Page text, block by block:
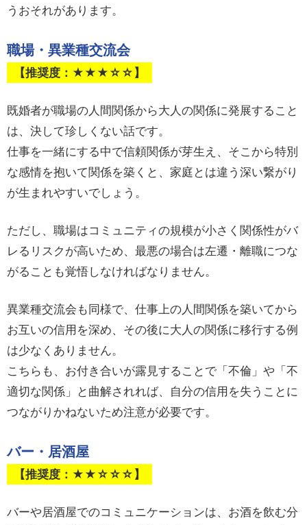
うおそれがあります。
職場・異業種交流会
【推奨度：★★★☆☆】
既婚者が職場の人間関係から大人の関係に発展すること
は、決して珍しくない話です。
仕事を一緒にする中で信頼関係が芽生え、そこから特別
な感情を抱いて関係を築くと、家庭とは違う深い繋がり
が生まれやすいでしょう。
ただし、職場はコミュニティの規模が小さく関係性がバ
レるリスクが高いため、最悪の場合は左遷・離職につな
がることも覚悟しなければなりません。
異業種交流会も同様で、仕事上の人間関係を築いてから
お互いの信用を深め、その後に大人の関係に移行する例
は少なくありません。
こちらも、お付き合いが露見することで「不倫」や「不
適切な関係」と曲解されれば、自分の信用を失うことに
つながりかねないため注意が必要です。
バー・居酒屋
【推奨度：★★☆☆☆】
バーや居酒屋でのコミュニケーションは、お酒を飲む分